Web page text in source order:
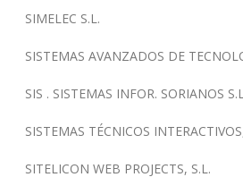
SIMELEC S.L.
SISTEMAS AVANZADOS DE
SIS . SISTEMAS INFOR. SORIANOS
SISTEMAS TÉCNICOS
SITELICON WEB PROJECTS, S.L.